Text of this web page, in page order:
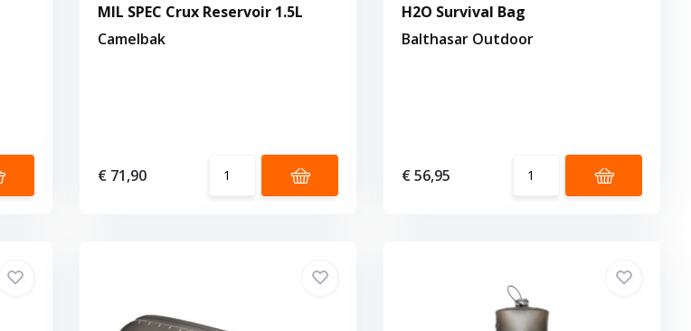
MIL SPEC Crux Reservoir 1.5L
Camelbak
€ 71,90
H2O Survival Bag
Balthasar Outdoor
€ 56,95